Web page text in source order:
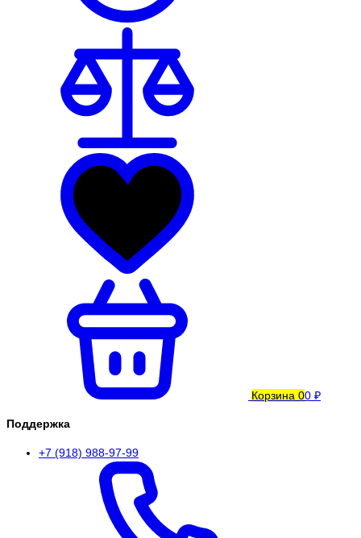
Корзина 00 ₽
Поддержка
+7 (918) 988-97-99